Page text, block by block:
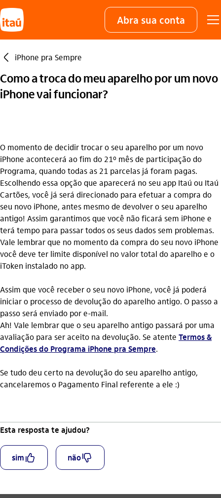
Abra sua conta
seta_esquerda iPhone pra Sempre
Como a troca do meu aparelho por um novo
iPhone vai funcionar?
O momento de decidir trocar o seu aparelho por um novo
iPhone acontecerá ao fim do 21º mês de participação do
Programa, quando todas as 21 parcelas já foram pagas.
Escolhendo essa opção que aparecerá no seu app Itaú ou Itaú
Cartões, você já será direcionado para efetuar a compra do
seu novo iPhone, antes mesmo de devolver o seu aparelho
antigo! Assim garantimos que você não ficará sem iPhone e
terá tempo para passar todos os seus dados sem problemas.
Vale lembrar que no momento da compra do seu novo iPhone
você deve ter limite disponível no valor total do aparelho e o
iToken instalado no app.
Assim que você receber o seu novo iPhone, você já poderá
iniciar o processo de devolução do aparelho antigo. O passo a
passo será enviado por e-mail.
Ah! Vale lembrar que o seu aparelho antigo passará por uma
avaliação para ser aceito na devolução. Se atente Termos &
Condições do Programa iPhone pra Sempre.
Se tudo deu certo na devolução do seu aparelho antigo,
cancelaremos o Pagamento Final referente a ele :)
Esta resposta te ajudou?
simcurtir_outline nãodescurtir_outline